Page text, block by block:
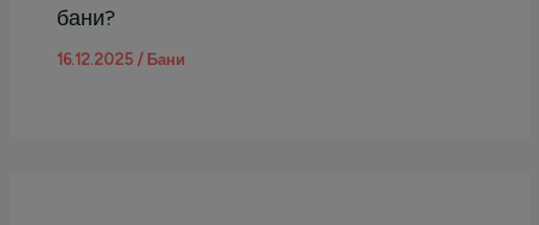
бани?
16.12.2025 / Бани